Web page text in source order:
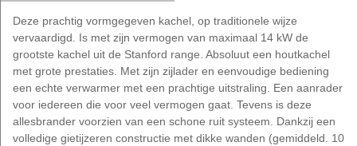
Deze prachtig vormgegeven kachel, op traditionele wijze
vervaardigd. Is met zijn vermogen van maximaal 14 kW de
grootste kachel uit de Stanford range. Absoluut een houtkachel
met grote prestaties. Met zijn zijlader en eenvoudige bediening
een echte verwarmer met een prachtige uitstraling. Een aanrader
voor iedereen die voor veel vermogen gaat. Tevens is deze
allesbrander voorzien van een schone ruit systeem. Dankzij een
volledige gietijzeren constructie met dikke wanden (gemiddeld. 10